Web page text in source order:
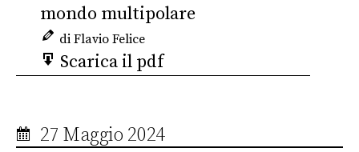
mondo multipolare
di Flavio Felice
Scarica il pdf
27 Maggio 2024